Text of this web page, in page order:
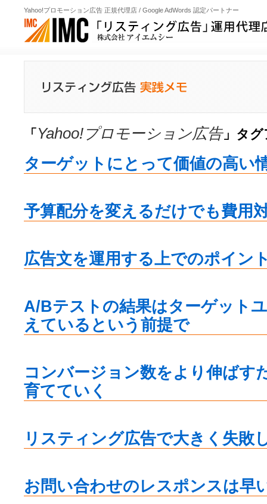
Yahoo!プロモーション広告 正規代理店 / Google AdWords 認定パートナー
「 Yahoo!プロモーション広告」タグ
ターゲットにとって価値の高い
予算配分を変えるだけでも費用
広告文を運用する上でのポイン
A/Bテストの結果はターゲット
えているという前提で
コンバージョン数をより伸ばす
育てていく
リスティング広告で大きく失敗
お問い合わせのレスポンスは早